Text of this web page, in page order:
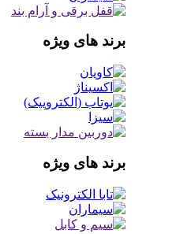
برند های ویژه
برند های ویژه